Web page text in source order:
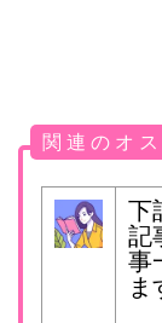
関 連 の オ
下
記
事
ま